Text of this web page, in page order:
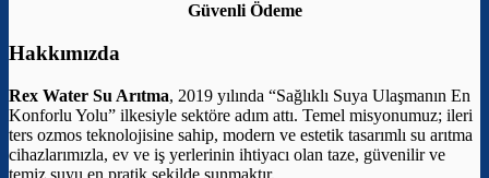
Güvenli Ödeme
Hakkımızda
Rex Water Su Arıtma, 2019 yılında “Sağlıklı Suya Ulaşmanın En
Konforlu Yolu” ilkesiyle sektöre adım attı. Temel misyonumuz; ileri
ters ozmos teknolojisine sahip, modern ve estetik tasarımlı su arıtma
cihazlarımızla, ev ve iş yerlerinin ihtiyacı olan taze, güvenilir ve
temiz suyu en pratik şekilde sunmaktır.